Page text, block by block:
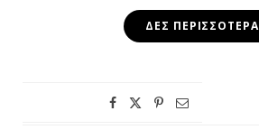
ΔΕΣ ΠΕΡΙΣΣΌΤΕΡΑ